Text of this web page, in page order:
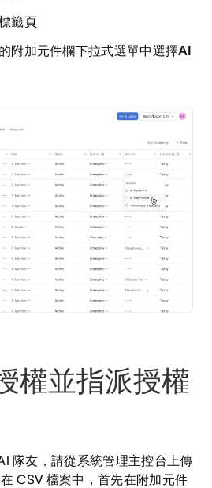
籤頁
附加元件欄下拉式選單中選擇AI
權並指派授權
隊友，請從系統管理主控台上傳
CSV 檔案中，首先在附加元件